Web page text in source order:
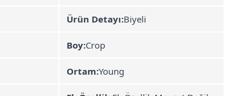
Ürün Detayı:Biyeli
Boy:Crop
Ortam:Young